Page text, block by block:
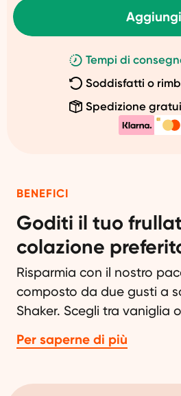
Aggiungi
Tempi di
Soddisfatti o
Spedizione
BENEFICI
Goditi il ​​tuo
colazione
Risparmia con il nostro
composto da due gusti a
Shaker. Scegli tra vaniglia
per la colazione Hero.
attimo.
Per saperne di più